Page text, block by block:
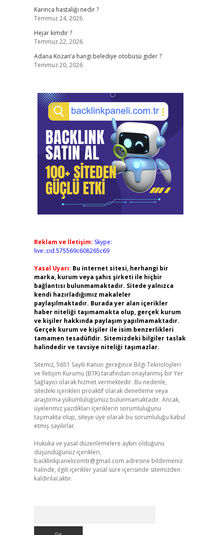
Karınca hastalığı nedir ?
Temmuz 24, 2026
Hejar kimdir ?
Temmuz 22, 2026
Adana Kozan’a hangi belediye otobüsü gider ?
Temmuz 20, 2026
Reklam ve İletişim: Skype:
live:.cid.575569c608265c69
Yasal Uyarı: Bu internet sitesi, herhangi bir
marka, kurum veya şahıs şirketi ile hiçbir
bağlantısı bulunmamaktadır. Sitede yalnızca
kendi hazırladığımız makaleler
paylaşılmaktadır. Burada yer alan içerikler
haber niteliği taşımamakta olup, gerçek kurum
ve kişiler hakkında paylaşım yapılmamaktadır.
Gerçek kurum ve kişiler ile isim benzerlikleri
tamamen tesadüfidir. Sitemizdeki bilgiler taslak
halindedir ve tavsiye niteliği taşımazlar.
Sitemiz, 5651 Sayılı Kanun gereğince Bilgi Teknolojileri
ve İletişim Kurumu (BTK) tarafından onaylanmış bir Yer
Sağlayıcı olarak hizmet vermektedir. Bu nedenle,
sitedeki içerikleri proaktif olarak denetleme veya
araştırma yükümlülüğümüz bulunmamaktadır. Ancak,
üyelerimiz yazdıkları içeriklerin sorumluluğunu
taşımakta olup, siteye üye olarak bu sorumluluğu kabul
etmiş sayılırlar.
Hukuka ve yasal düzenlemelere aykırı olduğunu
düşündüğünüz içerikleri,
backlinkpanelicomtr@gmail.com adresine bildirmeniz
halinde, ilgili içerikler yasal süre içerisinde sitemizden
kaldırılacaktır.